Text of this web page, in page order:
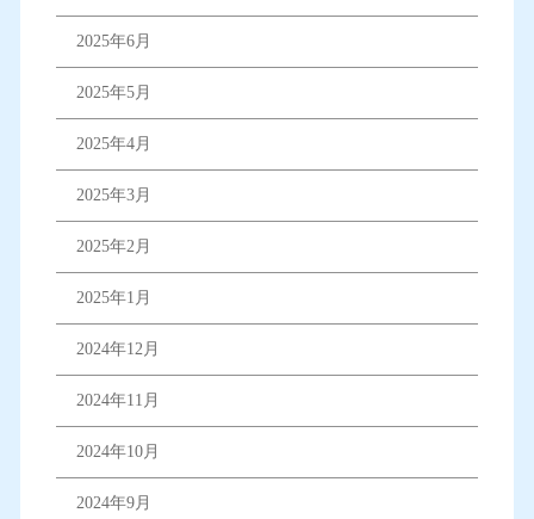
2025年6月
2025年5月
2025年4月
2025年3月
2025年2月
2025年1月
2024年12月
2024年11月
2024年10月
2024年9月